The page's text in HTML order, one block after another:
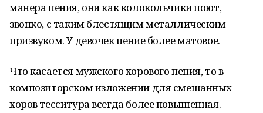
манера пения, они как колокольчики поют,
звонко, с таким блестящим металлическим
призвуком. У девочек пение более матовое.
Что касается мужского хорового пения, то в
композиторском изложении для смешанных
хоров тесситура всегда более повышенная.